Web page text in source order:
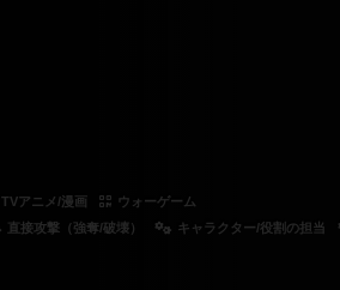
TVアニメ/漫画
ウォーゲーム
直接攻撃（強奪/破壊） キャラクター/役割の担当